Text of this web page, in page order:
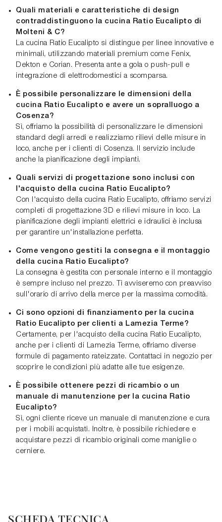
Quali materiali e caratteristiche di design
contraddistinguono la cucina Ratio Eucalipto di
Molteni & C?
La cucina Ratio Eucalipto si distingue per linee innovative e
minimali, utilizzando materiali premium come Fenix,
Dekton e Corian. Presenta ante a gola o push-pull e
integrazione di elettrodomestici a scomparsa.
È possibile personalizzare le dimensioni della
cucina Ratio Eucalipto e avere un sopralluogo a
Cosenza?
Sì, offriamo la possibilità di personalizzare le dimensioni
standard degli arredi e realizziamo rilievi delle misure in
loco, anche per i clienti di Cosenza. Il servizio include
anche la pianificazione degli impianti.
Quali servizi di progettazione sono inclusi con
l'acquisto della cucina Ratio Eucalipto?
Con l'acquisto della cucina Ratio Eucalipto, offriamo servizi
completi di progettazione 3D e rilievi misure in loco. La
pianificazione degli impianti elettrici e idraulici è inclusa
per garantire un'installazione perfetta.
Come vengono gestiti la consegna e il montaggio
della cucina Ratio Eucalipto?
La consegna è gestita con personale interno e il montaggio
è sempre incluso nel prezzo. Ti avviseremo con preavviso
sull'orario di arrivo della merce per la massima comodità.
Ci sono opzioni di finanziamento per la cucina
Ratio Eucalipto per clienti a Lamezia Terme?
Certamente, per l'acquisto della cucina Ratio Eucalipto,
anche per i clienti di Lamezia Terme, offriamo diverse
formule di pagamento rateizzate. Contattaci in negozio per
scoprire le condizioni più adatte alle tue esigenze.
È possibile ottenere pezzi di ricambio o un
manuale di manutenzione per la cucina Ratio
Eucalipto?
Sì, ogni cliente riceve un manuale di manutenzione e cura
per i mobili acquistati. Inoltre, è possibile richiedere e
acquistare pezzi di ricambio originali come maniglie o
cerniere.